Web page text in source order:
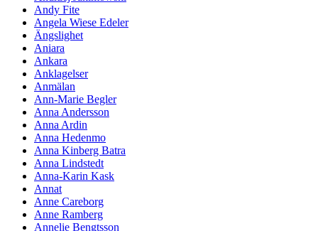
Andy Fite
Angela Wiese Edeler
Ängslighet
Aniara
Ankara
Anklagelser
Anmälan
Ann-Marie Begler
Anna Andersson
Anna Ardin
Anna Hedenmo
Anna Kinberg Batra
Anna Lindstedt
Anna-Karin Kask
Annat
Anne Careborg
Anne Ramberg
Annelie Bengtsson